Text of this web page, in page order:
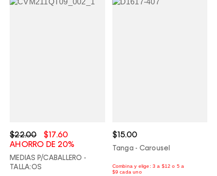
$22.00
$17.60
AHORRO DE 20%
MEDIAS P/CABALLERO -
TALLA:OS
$15.00
Tanga - Carousel